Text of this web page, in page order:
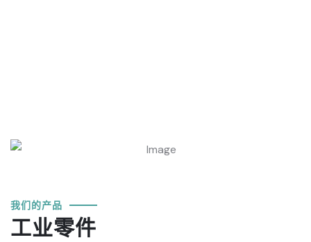
我们的产品
工业零件